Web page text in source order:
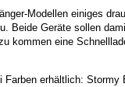
Modellen einiges
Beide Geräte sollen
kommen eine
erhältlich: